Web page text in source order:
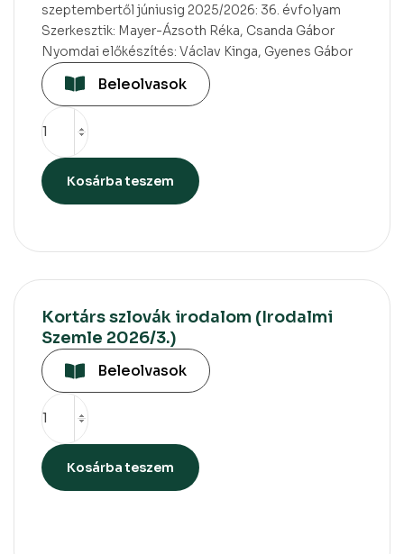
szeptembertől júniusig 2025/2026: 36. évfolyam
Szerkesztik: Mayer-Ázsoth Réka, Csanda Gábor
Nyomdai előkészítés: Václav Kinga, Gyenes Gábor
Beleolvasok
Kosárba teszem
Kortárs szlovák irodalom (Irodalmi
Szemle 2026/3.)
Beleolvasok
Kosárba teszem